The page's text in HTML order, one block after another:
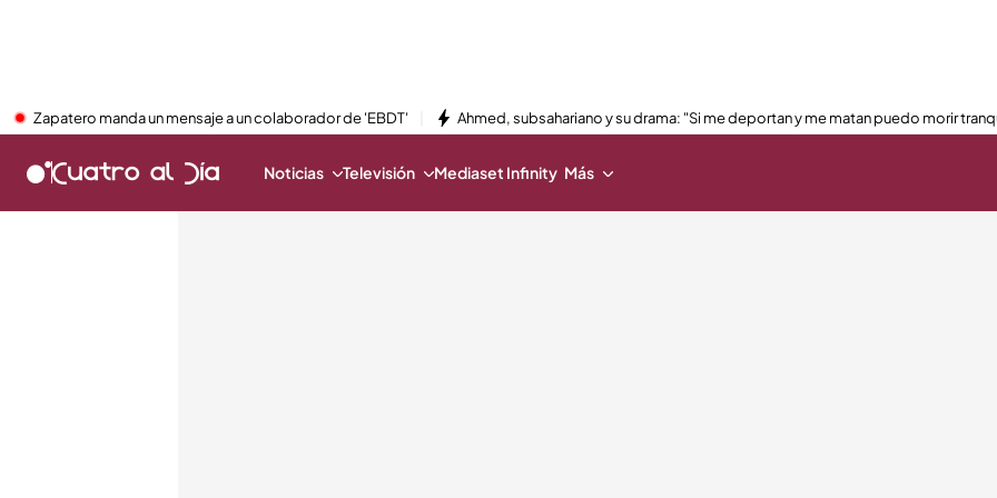
Zapatero manda un mensaje a un colaborador de 'EBDT' Ahmed, subsahariano y su drama: "Si me deportan y me matan puedo morir
Noticias Televisión Mediaset Infinity Más